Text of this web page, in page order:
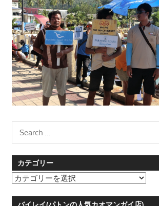
Search
for:
カテゴリー
カ
バイレイ(パトンの人気カオマンガイ店)